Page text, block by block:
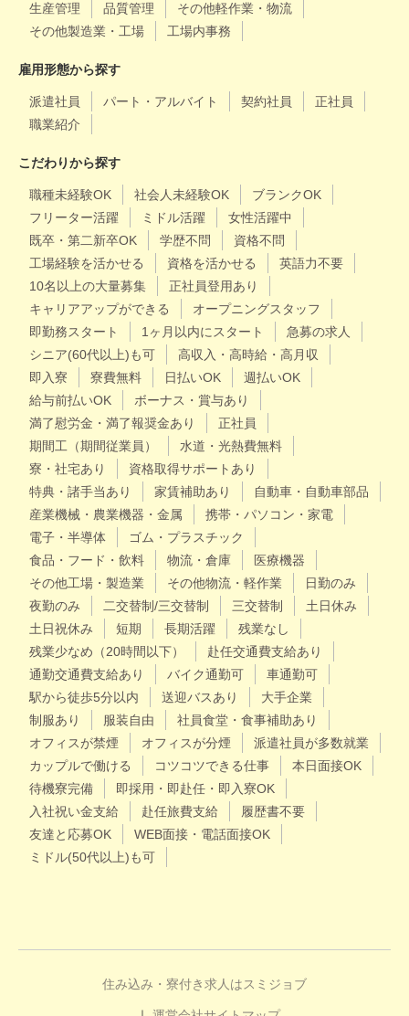
生産管理
品質管理
その他軽作業・物流
その他製造業・工場
工場内事務
雇用形態から探す
派遣社員 パート・アルバイト 契約社員
正社員
職業紹介
こだわりから探す
職種未経験OK 社会人未経験OK
ブランクOK
フリーター活躍
ミドル活躍
女性活躍中
既卒・第二新卒OK
学歴不問
資格不問
工場経験を活かせる
資格を活かせる
英語力不要
10名以上の大量募集
正社員登用あり
キャリアアップができる
オープニングスタッフ
即勤務スタート
1ヶ月以内にスタート
急募の求人
シニア(60代以上)も可
高収入・高時給・高月収
即入寮
寮費無料 日払いOK
週払いOK
給与前払いOK
ボーナス・賞与あり
満了慰労金・満了報奨金あり
正社員
期間工（期間従業員）
水道・光熱費無料
寮・社宅あり
資格取得サポートあり
特典・諸手当あり
家賃補助あり
自動車・自動車部品
産業機械・農業機器・金属
携帯・パソコン・家電
電子・半導体
ゴム・プラスチック
食品・フード・飲料
物流・倉庫
医療機器
その他工場・製造業
その他物流・軽作業
日勤のみ
夜勤のみ
二交替制/三交替制 三交替制
土日休み
土日祝休み
短期 長期活躍
残業なし
残業少なめ（20時間以下）
赴任交通費支給あり
通勤交通費支給あり
バイク通勤可
車通勤可
駅から徒歩5分以内
送迎バスあり
大手企業
制服あり
服装自由
社員食堂・食事補助あり
オフィスが禁煙
オフィスが分煙
派遣社員が多数就業
カップルで働ける
コツコツできる仕事
本日面接OK
待機寮完備
即採用・即赴任・即入寮OK
入社祝い金支給
赴任旅費支給
履歴書不要
友達と応募OK
WEB面接・電話面接OK
ミドル(50代以上)も可
住み込み・寮付き求人はスミジョブ